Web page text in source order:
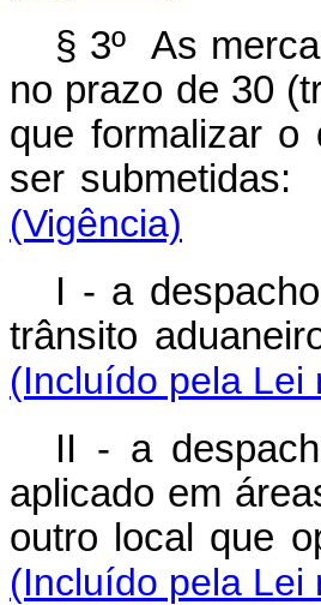
§ 3º As
no prazo de 30
que formalizar o
ser submetidas:
(Vigência)
I - a
trânsito
(Incluído pela Lei
II - a
aplicado em
outro local que
(Incluído pela Lei